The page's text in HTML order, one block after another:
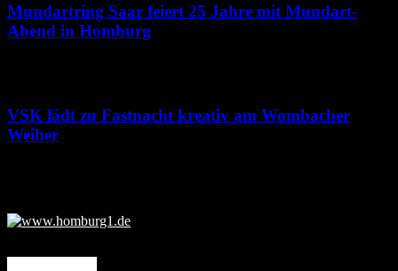
Mundartring Saar feiert 25 Jahre mit Mundart-
Abend in Homburg
VSK lädt zu Fastnacht kreativ am Wombacher
Weiher